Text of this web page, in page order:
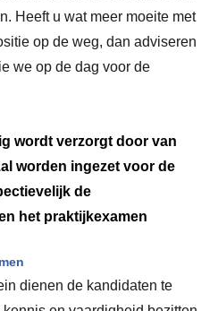
Heeft u wat meer moeite met
op de weg, dan adviseren
we op de dag voor de
wordt verzorgt door van
worden ingezet voor de
de
het praktijkexamen
dienen de kandidaten te